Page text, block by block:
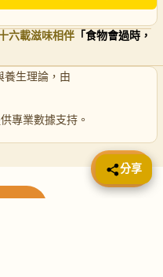
六載滋味相伴 「食物會過時，
養生理論，由
專業數據支持。
📤 分享
分享